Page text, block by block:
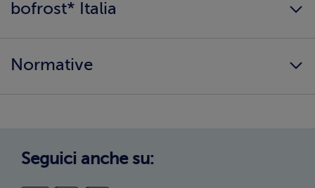
Presenta un amico
bofrost* Italia
Surgelati di qualità
Normative
Condizioni Generali di Vendita
Seguici anche su: